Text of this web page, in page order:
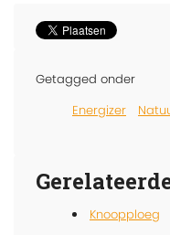
Getagged onder
Energizer
Knoopploeg